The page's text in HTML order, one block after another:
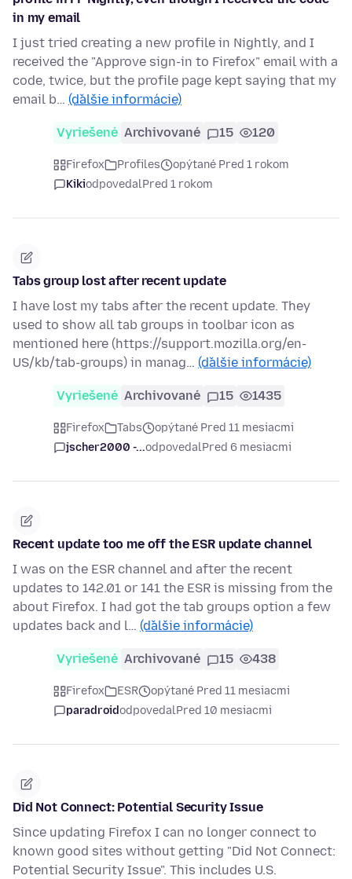
in my email
I just tried creating a new profile in Nightly, and I
received the "Approve sign-in to Firefox" email with a
code, twice, but the profile page kept saying that my
email b… (ďalšie informácie)
Vyriešené Archivované 15 120
Firefox Profiles
opýtané Pred 1 rokom
KikiodpovedalPred 1 rokom
Tabs group lost after recent update
I have lost my tabs after the recent update. They
used to show all tab groups in toolbar icon as
mentioned here (https://support.mozilla.org/en-
US/kb/tab-groups) in manag… (ďalšie informácie)
Vyriešené Archivované 15 1435
Firefox Tabs
opýtané Pred 11 mesiacmi
jscher2000 -...odpovedalPred 6 mesiacmi
Recent update too me off the ESR update channel
I was on the ESR channel and after the recent
updates to 142.01 or 141 the ESR is missing from the
about Firefox. I had got the tab groups option a few
updates back and l… (ďalšie informácie)
Vyriešené Archivované 15 438
Firefox ESR
opýtané Pred 11 mesiacmi
paradroidodpovedalPred 10 mesiacmi
Did Not Connect: Potential Security Issue
Since updating Firefox I can no longer connect to
known good sites without getting "Did Not Connect:
Potential Security Issue". This includes U.S.